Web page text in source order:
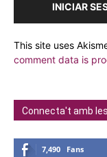
INICIAR
This site uses
comment data is
Connecta't amb
7,490 Fans